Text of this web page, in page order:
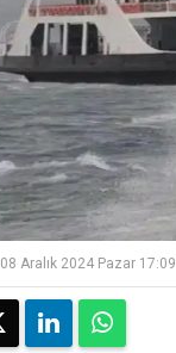
08 Aralık 2024 Pazar 17:09